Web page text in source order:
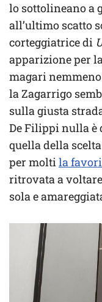
lo sottolineano a
all’ultimo scatto
corteggiatrice di
apparizione per
magari
la Zagarrigo
sulla giusta
De Filippi nulla è
quella della
per moltila
ritrovata a
sola e